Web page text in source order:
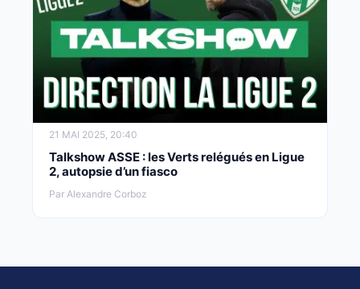
21 MAI 2025, 20:40
Talkshow ASSE : les Verts relégués en Ligue
2, autopsie d’un fiasco
Par Alexandre Corboz